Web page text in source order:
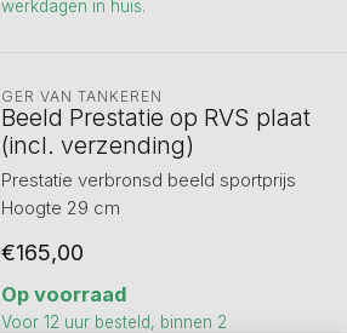
werkdagen in huis.
GER VAN TANKEREN
Beeld Prestatie op RVS plaat
(incl. verzending)
Prestatie verbronsd beeld sportprijs
Hoogte 29 cm
€165,00
Op voorraad
Voor 12 uur besteld, binnen 2